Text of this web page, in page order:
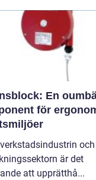
En
för
och
är det
att upprätthå...